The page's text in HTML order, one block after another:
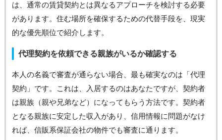
は、通常の賃貸契約とは異なるアプローチを検討する必要
があります。住む場所を確保するための代替手段を、現実
的な優先順位で紹介します。
代理契約を依頼できる親族がいるか確認する
本人の名義で審査が通らない場合、最も確実なのは「代理
契約」です。これは、入居するのはあなたですが、契約者
は親族（親や兄弟など）になってもらう方法です。契約者
となる親族に安定した収入があり、信用情報に問題がなけ
れば、信販系保証会社の物件でも審査に通ります。